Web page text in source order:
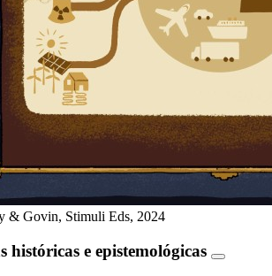
& Govin, Stimuli Eds, 2024
históricas e epistemológicas